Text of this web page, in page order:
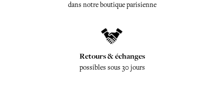
dans notre boutique parisienne
Retours & échanges
possibles sous 30 jours